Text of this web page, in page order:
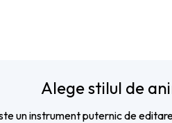
Alege stilul de
un instrument puternic de